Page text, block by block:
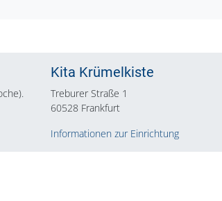
Kita Krümelkiste
Treburer Straße 1
60528 Frankfurt
Informationen zur Einrichtung